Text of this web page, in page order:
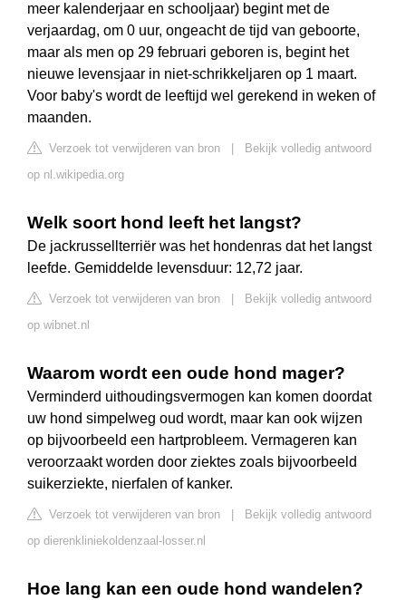
meer kalenderjaar en schooljaar) begint met de
verjaardag, om 0 uur, ongeacht de tijd van geboorte,
maar als men op 29 februari geboren is, begint het
nieuwe levensjaar in niet-schrikkeljaren op 1 maart.
Voor baby's wordt de leeftijd wel gerekend in weken of
maanden.
Verzoek tot verwijderen van bron
Bekijk volledig antwoord
op nl.wikipedia.org
Welk soort hond leeft het langst?
De jackrussellterriër was het hondenras dat het langst
leefde. Gemiddelde levensduur: 12,72 jaar.
Verzoek tot verwijderen van bron
Bekijk volledig antwoord
op wibnet.nl
Waarom wordt een oude hond mager?
Verminderd uithoudingsvermogen kan komen doordat
uw hond simpelweg oud wordt, maar kan ook wijzen
op bijvoorbeeld een hartprobleem. Vermageren kan
veroorzaakt worden door ziektes zoals bijvoorbeeld
suikerziekte, nierfalen of kanker.
Verzoek tot verwijderen van bron
Bekijk volledig antwoord
op dierenkliniekoldenzaal-losser.nl
Hoe lang kan een oude hond wandelen?